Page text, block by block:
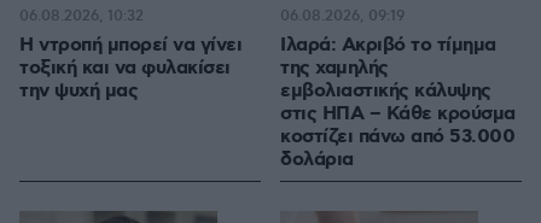
Η ντροπή μπορεί να γίνει
τοξική και να φυλακίσει
την ψυχή μας
06.08.2026, 10:32
Ιλαρά: Ακριβό το τίμημα
της χαμηλής
εμβολιαστικής κάλυψης
στις ΗΠΑ – Κάθε κρούσμα
κοστίζει πάνω από 53.000
δολάρια
06.08.2026, 09:19